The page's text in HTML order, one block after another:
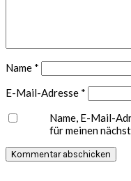
Name *
E-Mail-Adresse *
Name, E-Mail-
für meinen